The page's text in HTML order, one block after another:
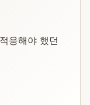
응해야 했던